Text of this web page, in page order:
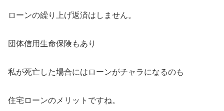
ローンの繰り上げ返済はしません。
団体信用生命保険もあり
私が死亡した場合にはローンがチャラになるのも
住宅ローンのメリットですね。